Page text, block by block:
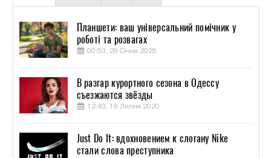
Планшети: ваш універсальний помічник у
роботі та розвагах
00:53, 29 Січня 2025
В разгар курортного сезона в Одессу
съезжаются звёзды
12:40, 19 Липня 2020
Just Do It: вдохновением к слогану Nike
стали слова преступника